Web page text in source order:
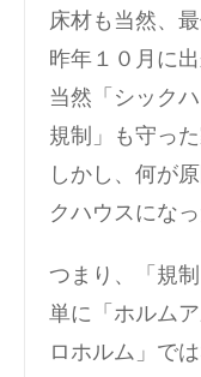
床材も当然、
昨年１０月に
当然「シック
規制」も守った
しかし、何が
クハウスにな
つまり、「規
単に「ホルム
ロホルム」では